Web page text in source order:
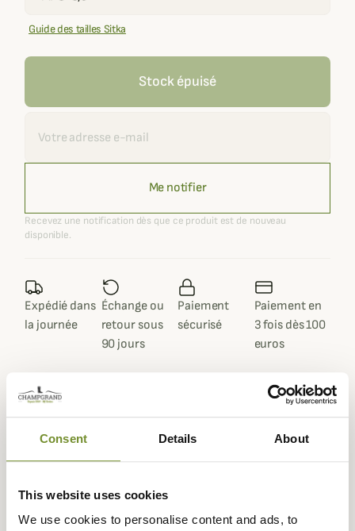
Consent Details About
This website uses cookies
We use cookies to personalise content and ads, to
Guide des tailles Sitka
Stock épuisé
Me notifier
Recevez une notification dès que ce produit est de nouveau
disponible.
Expédié dans
la journée
Échange ou
retour sous
90 jours
Paiement
sécurisé
Paiement en
3 fois dès 100
euros
Description
les chasses de mi-saison avec des températures
clémentes.